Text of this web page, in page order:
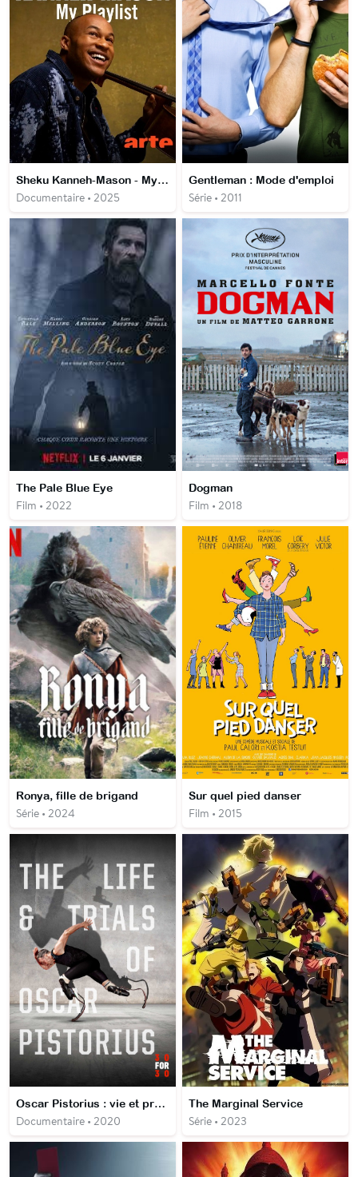
Sheku Kanneh-Mason - My Playlist
Documentaire • 2025
Gentleman : Mode d'emploi
Série • 2011
The Pale Blue Eye
Film • 2022
Dogman
Film • 2018
Ronya, fille de brigand
Série • 2024
Sur quel pied danser
Film • 2015
Oscar Pistorius : vie et procès
Documentaire • 2020
The Marginal Service
Série • 2023